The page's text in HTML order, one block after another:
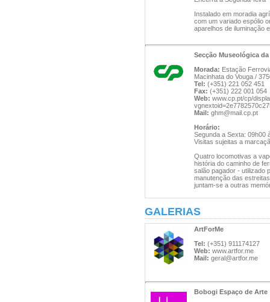
Instalado em moradia
com um variado espólio
aparelhos de iluminação
Secção Museológica da
Morada: Estação
Macinhata do Vouga /
Tel: (+351) 221 052 451
Fax: (+351) 222 001 054
Web: www.cp.pt/cp/
Mail: ghm@mail.cp.pt
Horário:
Segunda a Sexta: 09h00
Visitas sujeitas a
Quatro locomotivas a
história do caminho de
salão pagador - utilizado
manutenção das
juntam-se a outras
GALERIAS
ArtForMe
Tel: (+351) 911174127
Web: www.artfor.me
Mail: geral@artfor.me
Bobogi Espaço de Arte